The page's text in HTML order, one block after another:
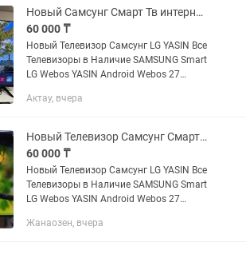
Новый Самсунг Смарт Тв интернет wi fi андроид
60 000 ₸
Новый Телевизор Самсунг LG YASIN Все
Телевизоры в Наличие SAMSUNG Smart
LG Webos YASIN Android Webos 27
дюйма Smart 43 дюйма Smart 45
Актау, вчера
Новый Телевизор Самсунг Смарт Тв Андроид Отау Тв Юутуб В упаковке Интернет
60 000 ₸
Новый Телевизор Самсунг LG YASIN Все
Телевизоры в Наличие SAMSUNG Smart
LG Webos YASIN Android Webos 27
дюйма Smart 43 дюйма Smart 45
Жанаозен, вчера